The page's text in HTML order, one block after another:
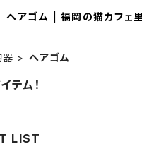
ヘアゴム | 福岡の猫カフェ
器 ヘアゴム
テム！
LIST